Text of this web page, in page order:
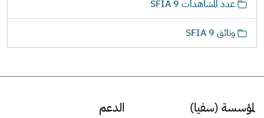
عدد المشاهدات SFIA 9
وثائق SFIA 9
لمؤسسة (سفيا) الدعم